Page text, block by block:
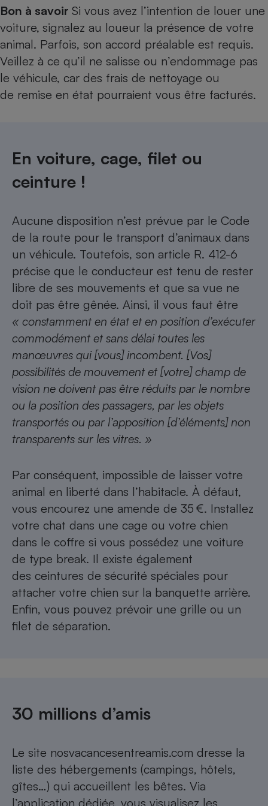
Bon à savoir Si vous avez l’intention de louer une
voiture, signalez au loueur la présence de votre
animal. Parfois, son accord préalable est requis.
Veillez à ce qu’il ne salisse ou n’endommage pas
le véhicule, car des frais de nettoyage ou
de remise en état pourraient vous être facturés.
En voiture, cage, filet ou
ceinture !
Aucune disposition n’est prévue par le Code
de la route pour le transport d’animaux dans
un véhicule. Toutefois, son article R. 412-6
précise que le conducteur est tenu de rester
libre de ses mouvements et que sa vue ne
doit pas être gênée. Ainsi, il vous faut être
« constamment en état et en position d’exécuter
commodément et sans délai toutes les
manœuvres qui [vous] incombent. [Vos]
possibilités de mouvement et [votre] champ de
vision ne doivent pas être réduits par le nombre
ou la position des passagers, par les objets
transportés ou par l’apposition [d’éléments] non
transparents sur les vitres. »
Par conséquent, impossible de laisser votre
animal en liberté dans l’habitacle. À défaut,
vous encourez une amende de 35 €. Installez
votre chat dans une cage ou votre chien
dans le coffre si vous possédez une voiture
de type break. Il existe également
des ceintures de sécurité spéciales pour
attacher votre chien sur la banquette arrière.
Enfin, vous pouvez prévoir une grille ou un
filet de séparation.
30 millions d’amis
Le site nosvacancesentreamis.com dresse la
liste des hébergements (campings, hôtels,
gîtes…) qui accueillent les bêtes. Via
l’application dédiée, vous visualisez les